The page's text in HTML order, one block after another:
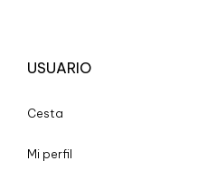
USUARIO
Cesta
Mi perfil